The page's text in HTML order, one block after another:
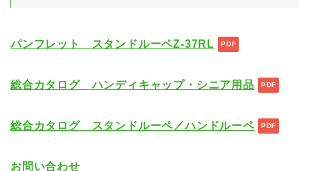
パンフレット スタンドルーペZ-37RL
総合カタログ ハンディキャップ・シニア用品
総合カタログ スタンドルーペ／ハンドルーペ
お問い合わせ